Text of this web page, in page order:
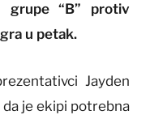
grupe “B” protiv
u petak.
Jayden
je ekipi potrebna